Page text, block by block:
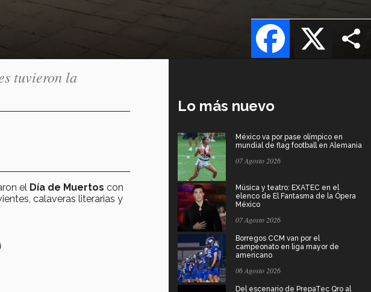
X
Facebook
tuvieron la
el Día de Muertos con
calaveras literarias y
Lo más nuevo
México va por pase olímpico en
mundial de flag football en Alemania
07 Agosto 2026
Música y teatro: EXATEC en el
elenco de El Fantasma de la Ópera
México
07 Agosto 2026
Borregos CCM van por el
campeonato en liga mayor de
americano
06 Agosto 2026
Del escenario de PrepaTec Qro al